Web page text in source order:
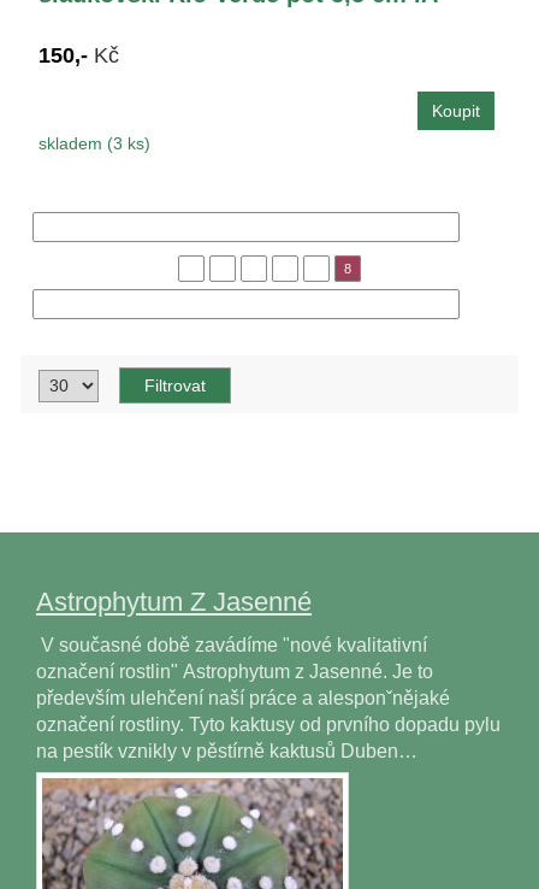
150,- Kč
skladem (3 ks)
8
Astrophytum Z Jasenné
V současné době zavádíme "nové kvalitativní
označení rostlin" Astrophytum z Jasenné. Je to
především ulehčení naší práce a alesponˇnějaké
označení rostliny. Tyto kaktusy od prvního dopadu pylu
na pestík vznikly v pěstírně kaktusů Duben…